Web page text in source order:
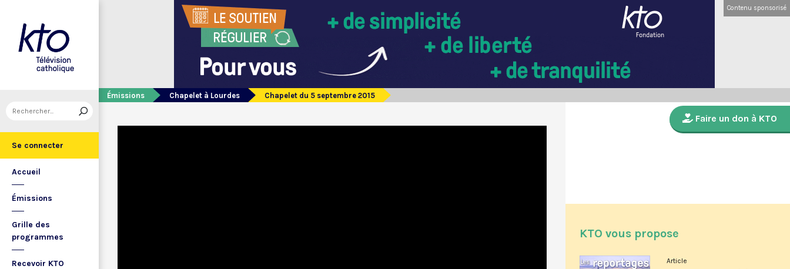
Se connecter
Accueil
Émissions
Grille des
programmes
Recevoir KTO
Contenu sponsorisé
Émissions Chapelet à Lourdes Chapelet du 5 septembre 2015
Faire un don à KTO
KTO vous propose
Article